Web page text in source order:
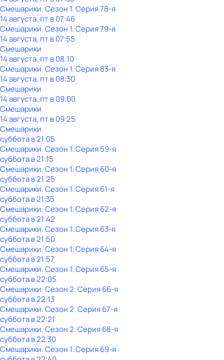
Смешарики. Сезон 1. Серия 78-я
14 августа, пт в 07:46
Смешарики. Сезон 1. Серия 79-я
14 августа, пт в 07:55
Смешарики
14 августа, пт в 08:10
Смешарики. Сезон 1. Серия 83-я
14 августа, пт в 08:30
Смешарики
14 августа, пт в 09:00
Смешарики
14 августа, пт в 09:25
Смешарики
субботав21:05
Смешарики. Сезон 1. Серия 59-я
субботав21:15
Смешарики. Сезон 1. Серия 60-я
субботав21:25
Смешарики. Сезон 1. Серия 61-я
субботав21:35
Смешарики. Сезон 1. Серия 62-я
субботав21:42
Смешарики. Сезон 1. Серия 63-я
субботав21:50
Смешарики. Сезон 1. Серия 64-я
субботав21:57
Смешарики. Сезон 1. Серия 65-я
субботав22:05
Смешарики. Сезон 2. Серия 66-я
субботав22:13
Смешарики. Сезон 2. Серия 67-я
субботав22:21
Смешарики. Сезон 2. Серия 68-я
субботав22:30
Смешарики. Сезон 1. Серия 69-я